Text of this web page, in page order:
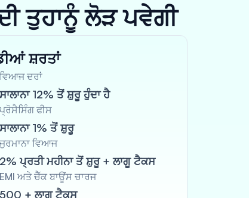
ਤੁਹਾਨੂੰ ਲੋੜ ਪਵੇਗੀ
ਸ਼ਰਤਾਂ
ਵਿਆਜ ਦਰਾਂ
ਸਾਲਾਨਾ 12% ਤੋਂ ਸ਼ੁਰੂ ਹੁੰਦਾ ਹੈ
ਪ੍ਰੋਸੈਸਿੰਗ ਫੀਸ
ਸਾਲਾਨਾ 1% ਤੋਂ ਸ਼ੁਰੂ
ਜੁਰਮਾਨਾ ਵਿਆਜ
2% ਪ੍ਰਤੀ ਮਹੀਨਾ ਤੋਂ ਸ਼ੁਰੂ + ਲਾਗੂ ਟੈਕਸ
EMI ਅਤੇ ਚੈੱਕ ਬਾਊਂਸ ਚਾਰਜ
500 + ਲਾਗੂ ਟੈਕਸ